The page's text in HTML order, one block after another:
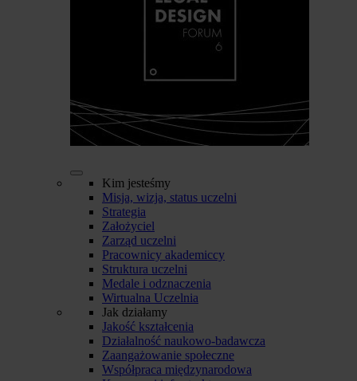
Kim jesteśmy
Misja, wizja, status uczelni
Strategia
Założyciel
Zarząd uczelni
Pracownicy akademiccy
Struktura uczelni
Medale i odznaczenia
Wirtualna Uczelnia
Jak działamy
Jakość kształcenia
Działalność naukowo-badawcza
Zaangażowanie społeczne
Współpraca międzynarodowa